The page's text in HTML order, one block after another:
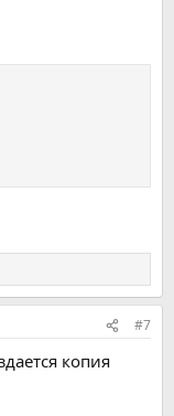
#7
копия